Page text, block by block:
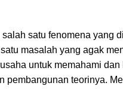
satu fenomena yang
masalah yang agak
untuk memahami
pembangunan teorinya.